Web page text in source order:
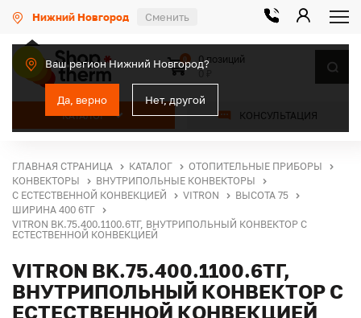
Нижний Новгород Сменить
Ваш регион Нижний Новгород?
Да, верно Нет, другой
КАТАЛОГ КОНСУЛЬТАЦИЯ
0
0 позиций
ГЛАВНАЯ СТРАНИЦА КАТАЛОГ
ОТОПИТЕЛЬНЫЕ ПРИБОРЫ
КОНВЕКТОРЫ
ВНУТРИПОЛЬНЫЕ КОНВЕКТОРЫ
С ЕСТЕСТВЕННОЙ КОНВЕКЦИЕЙ
VITRON
ВЫСОТА 75
ШИРИНА 400 6ТГ
VITRON BK.75.400.1100.6ТГ, ВНУТРИПОЛЬНЫЙ КОНВЕКТОР С
ЕСТЕСТВЕННОЙ КОНВЕКЦИЕЙ
VITRON BK.75.400.1100.6ТГ,
ВНУТРИПОЛЬНЫЙ КОНВЕКТОР С
ЕСТЕСТВЕННОЙ КОНВЕКЦИЕЙ